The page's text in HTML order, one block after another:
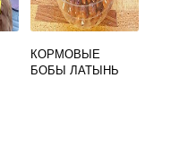
КОРМОВЫЕ
БОБЫ ЛАТЫНЬ